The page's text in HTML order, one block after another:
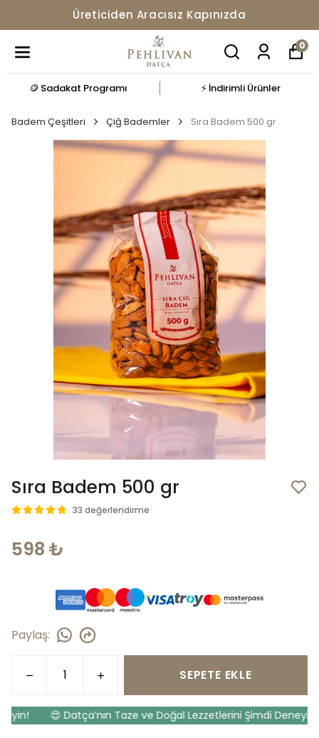
Üreticiden Aracısız Kapınızda
0
🪙 Sadakat Programı ⚡ İndirimli Ürünler
Badem Çeşitleri Çiğ Bademler Sıra Badem 500 gr
Sıra Badem 500 gr
33 değerlendirme
598 ₺
Paylaş:
SEPETE EKLE
😍 Datça’nın Taze ve Doğal Lezzetlerini Şimdi Deneyin!